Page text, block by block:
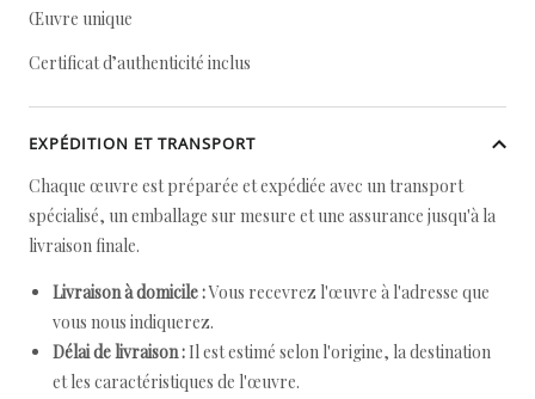
Œuvre unique
Certificat d’authenticité inclus
EXPÉDITION ET TRANSPORT
Chaque œuvre est préparée et expédiée avec un transport
spécialisé, un emballage sur mesure et une assurance jusqu'à la
livraison finale.
Livraison à domicile :Vous recevrez l'œuvre à l'adresse que
vous nous indiquerez.
Délai de livraison : Il est estimé selon l'origine, la destination
et les caractéristiques de l'œuvre.